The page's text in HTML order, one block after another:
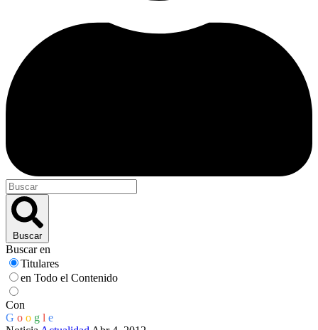
Buscar
Buscar en
Titulares
en Todo el Contenido
Con
G o o g l e